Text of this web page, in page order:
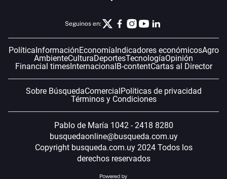
Seguinos en:
PolíticaInformaciónEconomíaIndicadores económicosAgro
AmbienteCulturaDeportesTecnologíaOpinión
Financial timesInternacionalB-contentCartas al Director
Sobre BúsquedaComercialPolíticas de privacidad
Términos y Condiciones
Pablo de María 1042 - 2418 8280
busquedaonline@busqueda.com.uy
Copyright busqueda.com.uy 2024 Todos los
derechos reservados